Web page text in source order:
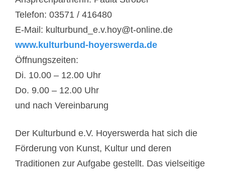
Telefon: 03571 / 416480
E-Mail: kulturbund_e.v.hoy@t-online.de
www.kulturbund-hoyerswerda.de
Öffnungszeiten:
Di. 10.00 – 12.00 Uhr
Do. 9.00 – 12.00 Uhr
und nach Vereinbarung
Der Kulturbund e.V. Hoyerswerda hat sich die
Förderung von Kunst, Kultur und deren
Traditionen zur Aufgabe gestellt. Das vielseitige